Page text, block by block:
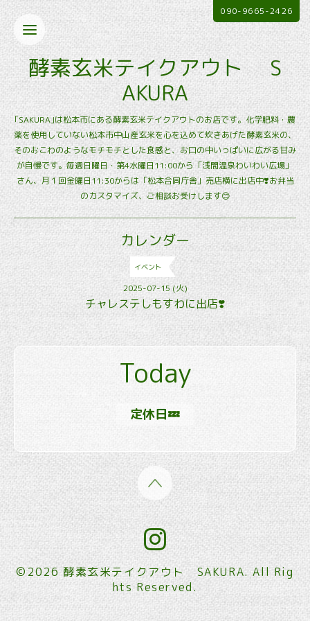
酵素玄米テイクアウト S
AKURA
｢SAKURA｣は松本市にある酵素玄米テイクアウトのお店です。化学肥料・農
薬を使用していない松本市中山産玄米を心を込めて炊きあげた酵素玄米の、
そのおこわのようなモチモチとした食感と、お口の中いっぱいに広がる甘み
が自慢です。毎週日曜日・第4水曜日11:00から「浅間温泉わいわい広場」
さん、月１回金曜日11:30からは「松本合同庁舎」売店横に出店中❣️お弁当
のカスタマイズ、ご相談お受けします😊
090-9665-2426
カレンダー
イベント
2025-07-15 (火)
チャレステしもすわに出店❣️
Today
定休日💤
©2026酵素玄米テイクアウト SAKURA. All Rig
hts Reserved.